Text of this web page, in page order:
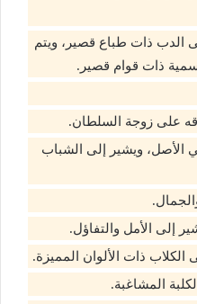
الدب ذات طباع قصير، ويتم
ذات قوام قصير.
على زوجة السلطان.
الأصل، ويشير إلى الشباب
إلى الأمل والتفاؤل.
الكلاب ذات الألوان المميزة.
المشاغبة.